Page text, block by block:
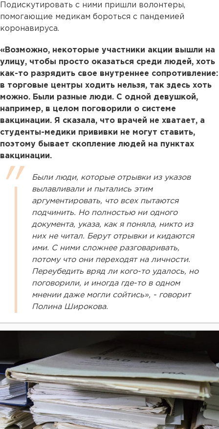
Подискутировать с ними пришли волонтеры,
помогающие медикам бороться с пандемией
коронавируса.
«Возможно, некоторые участники акции вышли на
улицу, чтобы просто оказаться среди людей, хоть
как-то разрядить свое внутреннее сопротивление:
в торговые центры ходить нельзя, так здесь хоть
можно. Были разные люди. С одной девушкой,
например, в целом поговорили о системе
вакцинации. Я сказала, что врачей не хватает, а
студенты-медики прививки не могут ставить,
поэтому бывает скопление людей на пунктах
вакцинации.
Были люди, которые отрывки из указов
вылавливали и пытались этим
аргументировать, что всех пытаются
подчинить. Но полностью ни одного
документа, указа, как я поняла, никто из
них не читал. Берут отрывки и кидаются
ими. С ними сложнее разговаривать,
потому что они переходят на личности.
Переубедить вряд ли кого-то удалось, но
поговорили, и иногда где-то в одном
мнении даже могли сойтись», - говорит
Полина Широкова.